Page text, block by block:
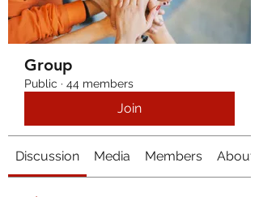
Group
Public · 44 members
Join
Discussion Media Members About